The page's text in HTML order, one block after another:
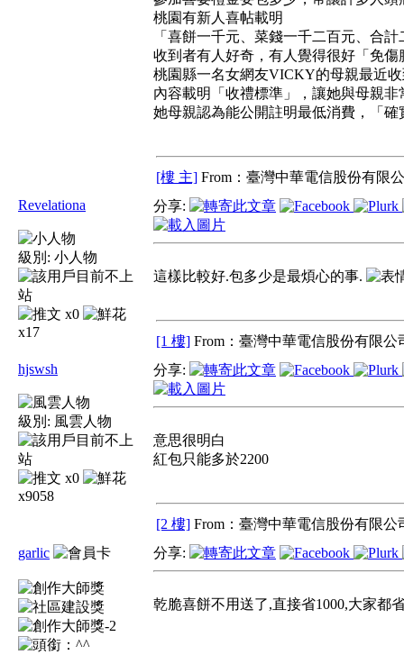
桃園有新人喜帖載明
「喜餅一千元、菜錢一千二百元、合
收到者有人好奇，有人覺得很好「免傷
桃園縣一名女網友VICKY的母親最近
內容載明「收禮標準」，讓她與母親非
她母親認為能公開註明最低消費，「
[樓 主] From：臺灣中華電信股份有限
Revelationa
級別: 小人物
x0
x17
分享:
這樣比較好.包多少是最煩心的事.
[1 樓] From：臺灣中華電信股份有限公
hjswsh
級別: 風雲人物
x0
x9058
分享:
意思很明白
紅包只能多於2200
[2 樓] From：臺灣中華電信股份有限公
garlic
分享:
乾脆喜餅不用送了,直接省1000,大家都